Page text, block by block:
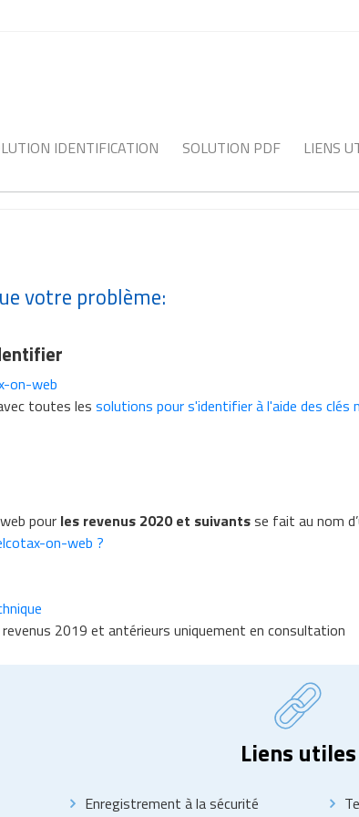
IDENTIFICATION SOLUTION PDF LIENS
votre problème:
on-web
toutes les solutions pour s'identifier à l'aide des clés
pour les revenus 2020 et suivantsse fait au nom
on-web ?
2019 et antérieurs uniquement en consultation
Liens utiles
Enregistrement à la sécurité